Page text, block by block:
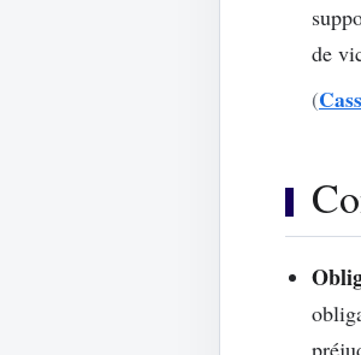
de
(